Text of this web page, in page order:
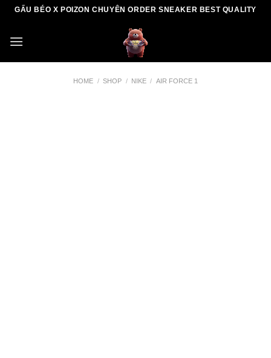
Skip
content
GẤU BÉO X POIZON CHUYÊN ORDER SNEAKER BEST QUALITY
HOME / SHOP / NIKE / AIR FORCE 1